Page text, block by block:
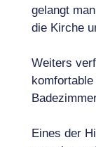
gelangt
die Kirche
Weiters
Eines der